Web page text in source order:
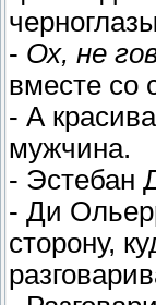
- Ох, не
вместе со
- А
мужчина.
- Эстебан
- Ди
сторону,